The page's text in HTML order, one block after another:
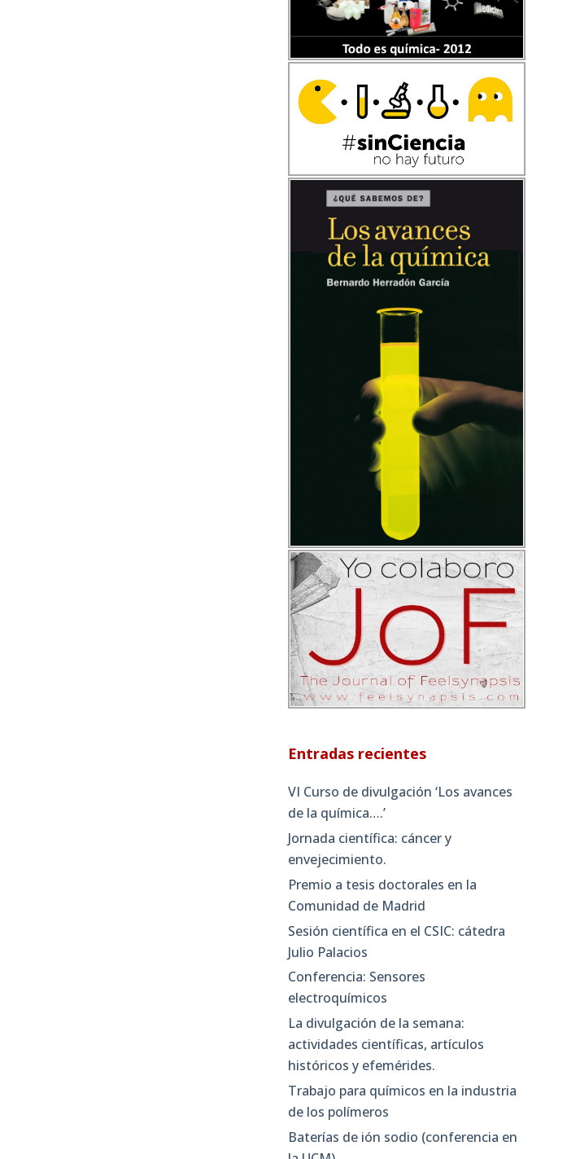
Entradas recientes
VI Curso de divulgación ‘Los avances
de la química….’
Jornada científica: cáncer y
envejecimiento.
Premio a tesis doctorales en la
Comunidad de Madrid
Sesión científica en el CSIC: cátedra
Julio Palacios
Conferencia: Sensores
electroquímicos
La divulgación de la semana:
actividades científicas, artículos
históricos y efemérides.
Trabajo para químicos en la industria
de los polímeros
Baterías de ión sodio (conferencia en